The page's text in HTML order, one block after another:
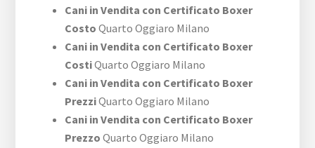
Cani in Vendita con Certificato Boxer
Costo Quarto Oggiaro Milano
Cani in Vendita con Certificato Boxer
CostiQuarto Oggiaro Milano
Cani in Vendita con Certificato Boxer
PrezziQuarto Oggiaro Milano
Cani in Vendita con Certificato Boxer
Prezzo Quarto Oggiaro Milano